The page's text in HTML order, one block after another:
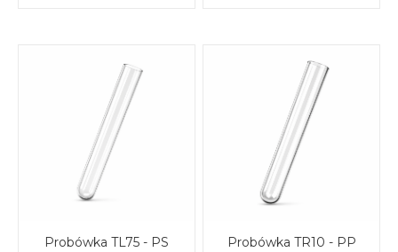
Probówka TL75 - PS
Probówka TR10 - PP